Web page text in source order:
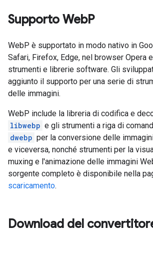
Supporto WebP
WebP è supportato in modo nativo in
Safari, Firefox, Edge, nel browser Opera
strumenti e librerie software. Gli
aggiunto il supporto per una serie di
delle immagini.
WebP include la libreria di codifica e
libwebp e gli strumenti a riga di
dwebp per la conversione delle
e viceversa, nonché strumenti per la
muxing e l'animazione delle immagini
sorgente completo è disponibile nella
scaricamento.
Download del